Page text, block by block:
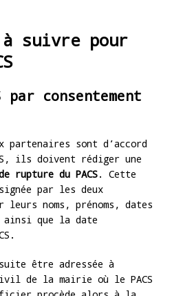
à suivre pour
par consentement
partenaires sont d’accord
ils doivent rédiger une
rupture du PACS. Cette
par les deux
noms, prénoms, dates
que la date
être adressée à
de la mairie où le PACS